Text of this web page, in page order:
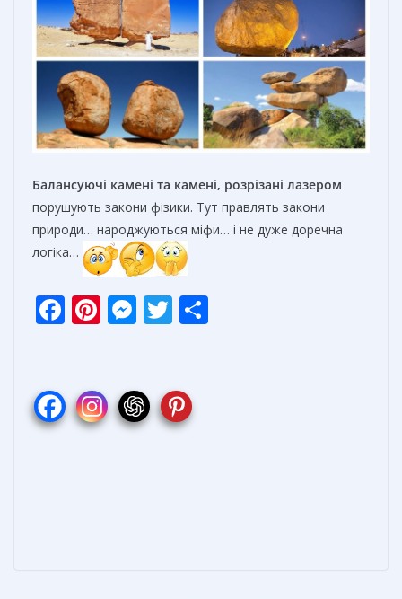
Балансуючі камені та камені, розрізані лазером
порушують закони фізики. Тут правлять закони
природи… народжуються міфи… і не дуже доречна
логіка…
F
b
o
Pi
e
st
M
e
n
T
er